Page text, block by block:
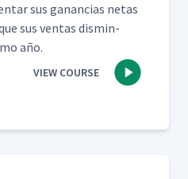
sus ganan­cias netas
sus ven­tas dis­min­
año.
VIEW COURSE